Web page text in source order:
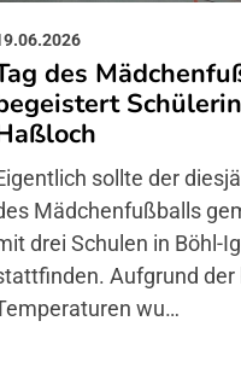
des
sollte der
Mädchenfußballs
drei Schulen in Böhl-
Aufgrund der
wu…